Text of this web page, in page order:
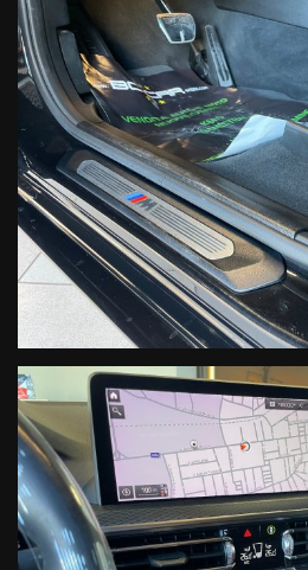
Ho letto e accettol'informativa
Acconsento al trattamento dei
marketing
Invia
Queste informazioni non